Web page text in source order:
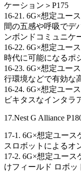
ケーション＞P175
16-21. 6G×想定ユー
間の五感や呼吸でデ
ンボンドコミュニケ
16-22. 6G×想定ユー
時代に可能になるポ
16-23. 6G×想定ユー
行環境などで有効な
16-24. 6G×想定ユー
ビキタスなインタラ
17.Nest G Alliance
17-1. 6G×想定ユース
スロボットによるオ
17-2. 6G×想定ユース
けフィールド ロボッ